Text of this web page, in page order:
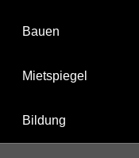
Bauen
Mietspiegel
Bildung